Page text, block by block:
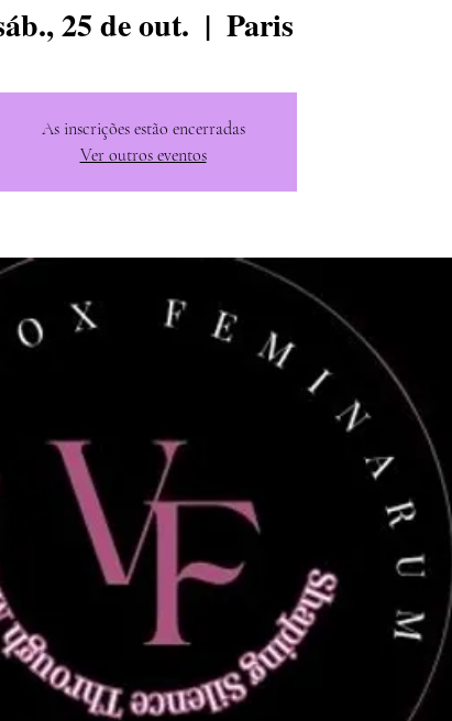
25 de out.
  |
Paris
As inscrições estão encerradas
Ver outros eventos